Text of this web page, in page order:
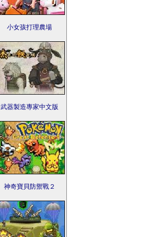
小女孩打理農場
武器製造專家中文版
神奇寶貝防禦戰２